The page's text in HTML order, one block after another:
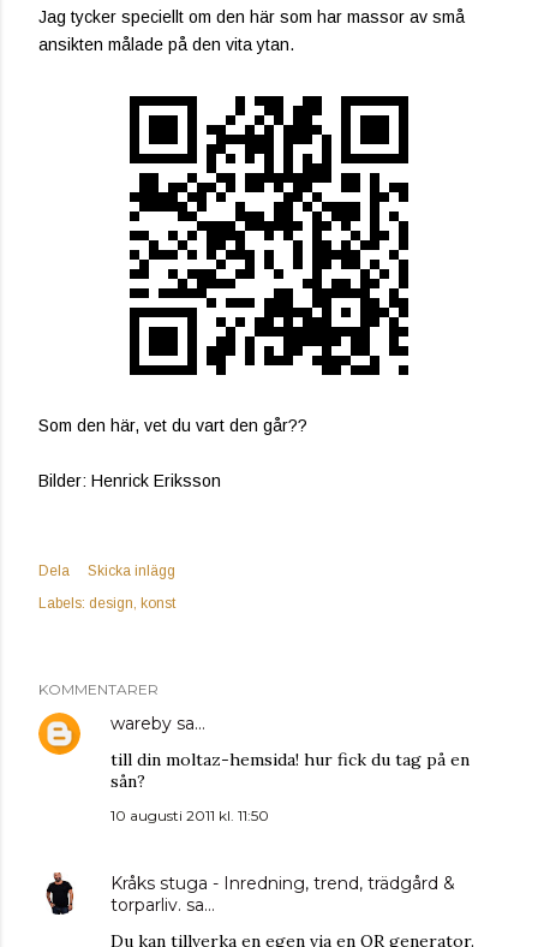
Jag tycker speciellt om den här som har massor av små
ansikten målade på den vita ytan.
Som den här, vet du vart den går??
Bilder: Henrick Eriksson
Dela
Skicka inlägg
Labels: design konst
KOMMENTARER
wareby sa…
till din moltaz-hemsida! hur fick du tag på en
sån?
10 augusti 2011 kl. 11:50
Kråks stuga - Inredning, trend, trädgård &
torparliv. sa…
Du kan tillverka en egen via en QR generator.